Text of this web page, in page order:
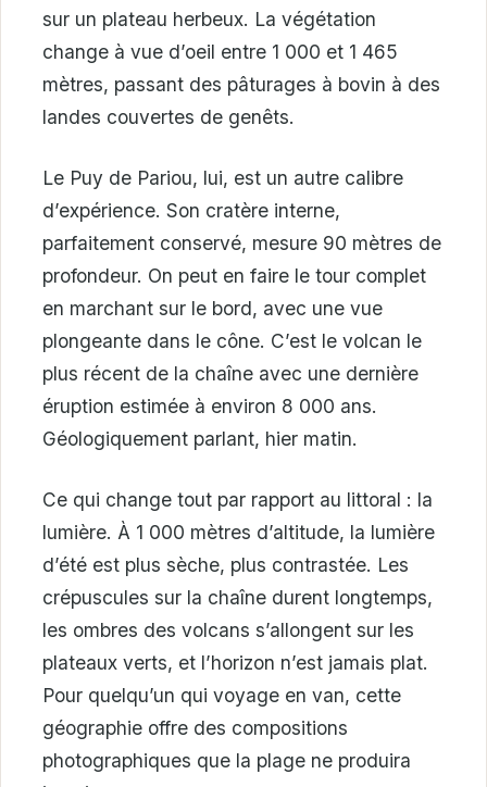
sur un plateau herbeux. La végétation
change à vue d’oeil entre 1 000 et 1 465
mètres, passant des pâturages à bovin à des
landes couvertes de genêts.
Le Puy de Pariou, lui, est un autre calibre
d’expérience. Son cratère interne,
parfaitement conservé, mesure 90 mètres de
profondeur. On peut en faire le tour complet
en marchant sur le bord, avec une vue
plongeante dans le cône. C’est le volcan le
plus récent de la chaîne avec une dernière
éruption estimée à environ 8 000 ans.
Géologiquement parlant, hier matin.
Ce qui change tout par rapport au littoral : la
lumière. À 1 000 mètres d’altitude, la lumière
d’été est plus sèche, plus contrastée. Les
crépuscules sur la chaîne durent longtemps,
les ombres des volcans s’allongent sur les
plateaux verts, et l’horizon n’est jamais plat.
Pour quelqu’un qui voyage en van, cette
géographie offre des compositions
photographiques que la plage ne produira